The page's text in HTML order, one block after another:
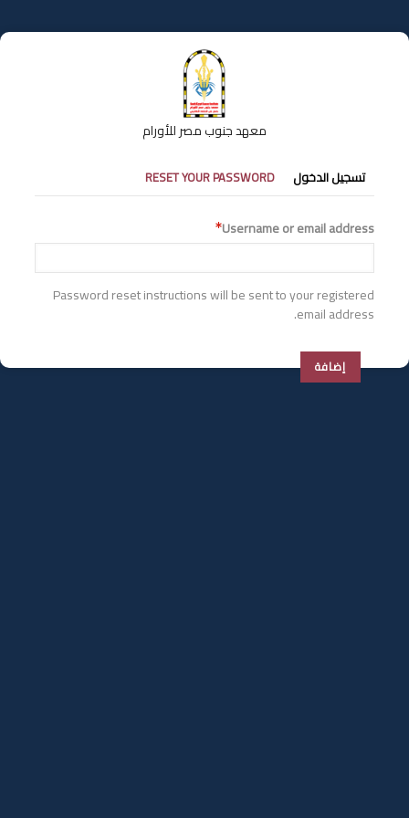
إلى
المحتوى
معهد جنوب مصر للأورام
التبويبات
الأساسية
تسجيل الدخول RESET YOUR PASSWORD
Username or email address
Password reset instructions will be sent to your registered
email address.